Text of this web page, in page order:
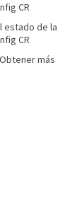
CR
estado de la
CR
más